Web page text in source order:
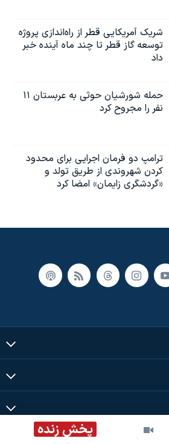
پخش زنده
شریک آمریکایی قطر از راه‌اندازی پروژه
توسعه گاز قطر تا چند ماه آینده خبر
داد
حمله شورشیان حوثی به عربستان ۱۱
نفر را مجروح کرد
ترامپ دو فرمان اجرایی برای محدود
کردن شهروندی از طریق تولد و
«گردشگری زایمان» امضا کرد